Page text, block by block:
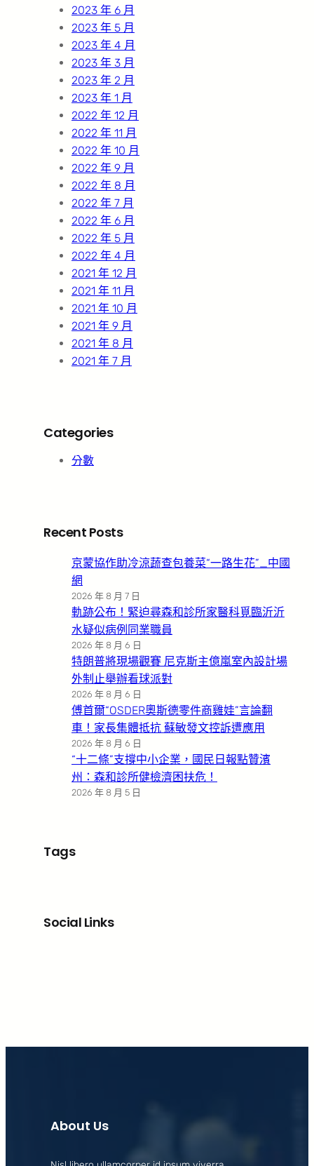
2023 年 6 月
2023 年 5 月
2023 年 4 月
2023 年 3 月
2023 年 2 月
2023 年 1 月
2022 年 12 月
2022 年 11 月
2022 年 10 月
2022 年 9 月
2022 年 8 月
2022 年 7 月
2022 年 6 月
2022 年 5 月
2022 年 4 月
2021 年 12 月
2021 年 11 月
2021 年 10 月
2021 年 9 月
2021 年 8 月
2021 年 7 月
Categories
分數
Recent Posts
京蒙協作助冷涼蔬查包養菜“一路生花”_中國
網
2026 年 8 月 7 日
軌跡公布！緊迫尋森和診所家醫科覓臨沂沂
水疑似病例同業職員
2026 年 8 月 6 日
特朗普將現場觀賽 尼克斯主億嵐室內設計場
外制止舉辦看球派對
2026 年 8 月 6 日
傅首爾“OSDER奧斯德零件商雞娃”言論翻
車！家長集體抵抗 蘇敏發文控訴遭應用
2026 年 8 月 6 日
“十二條”支撐中小企業，國民日報點贊濱
州：森和診所健檢濟困扶危！
2026 年 8 月 5 日
Tags
Social Links
About Us